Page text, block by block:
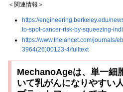
＜関連情報＞
https://engineering.berkeley.edu/
to-spot-cancer-risk-by-squeezing-
https://www.thelancet.com/journals/
3964(26)00123-4/fulltext
MechanoAgeは、単一細
いて乳がんになりやすい